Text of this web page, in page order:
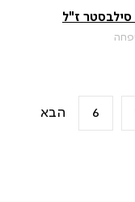
סילבסטר ז"ל
6 הבא